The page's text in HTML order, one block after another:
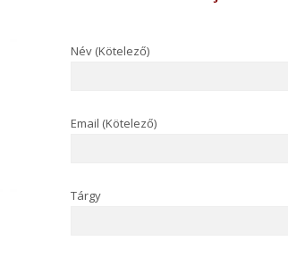
Név (Kötelező)
Email (Kötelező)
Tárgy